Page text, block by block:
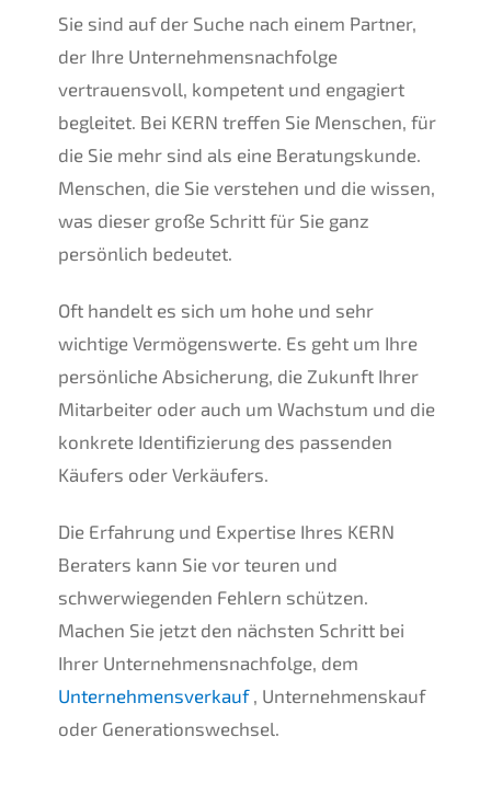
Sie sind auf der Suche nach einem Partner,
der Ihre Unternehmensnachfolge
vertrauensvoll, kompetent und engagiert
begleitet. Bei KERN treffen Sie Menschen, für
die Sie mehr sind als eine Beratungskunde.
Menschen, die Sie verstehen und die wissen,
was dieser große Schritt für Sie ganz
persönlich bedeutet.
Oft handelt es sich um hohe und sehr
wichtige Vermögenswerte. Es geht um Ihre
persönliche Absicherung, die Zukunft Ihrer
Mitarbeiter oder auch um Wachstum und die
konkrete Identifizierung des passenden
Käufers oder Verkäufers.
Die Erfahrung und Expertise Ihres KERN
Beraters kann Sie vor teuren und
schwerwiegenden Fehlern schützen.
Machen Sie jetzt den nächsten Schritt bei
Ihrer Unternehmensnachfolge, dem
Unternehmensverkauf, Unternehmenskauf
oder Generationswechsel.